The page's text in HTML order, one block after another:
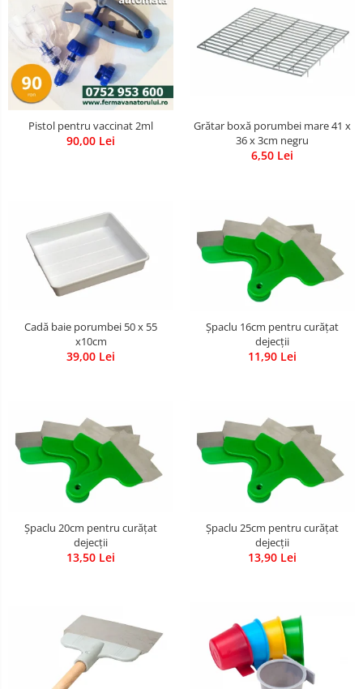
Pistol pentru vaccinat 2ml
90,00 Lei
Grătar boxă porumbei mare 41 x
36 x 3cm negru
6,50 Lei
Cadă baie porumbei 50 x 55
x10cm
39,00 Lei
Șpaclu 16cm pentru curățat
dejecții
11,90 Lei
Șpaclu 20cm pentru curățat
dejecții
13,50 Lei
Șpaclu 25cm pentru curățat
dejecții
13,90 Lei